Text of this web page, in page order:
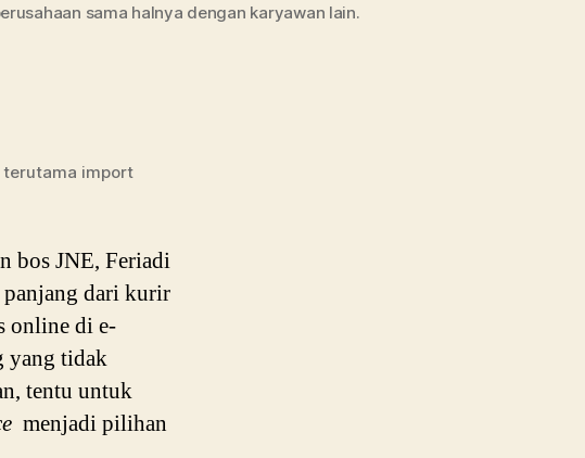
Pemilik
sama halnya dengan karyawan lain.
terutama import
bos JNE, Feriadi
dari kurir
online di e-
yang tidak
tentu untuk
menjadi pilihan